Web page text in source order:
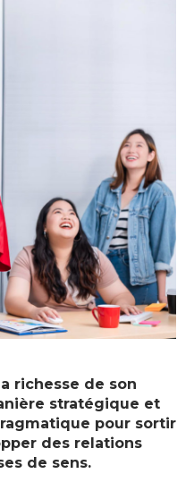
richesse de son
stratégique et
pour sortir
des relations
de sens.